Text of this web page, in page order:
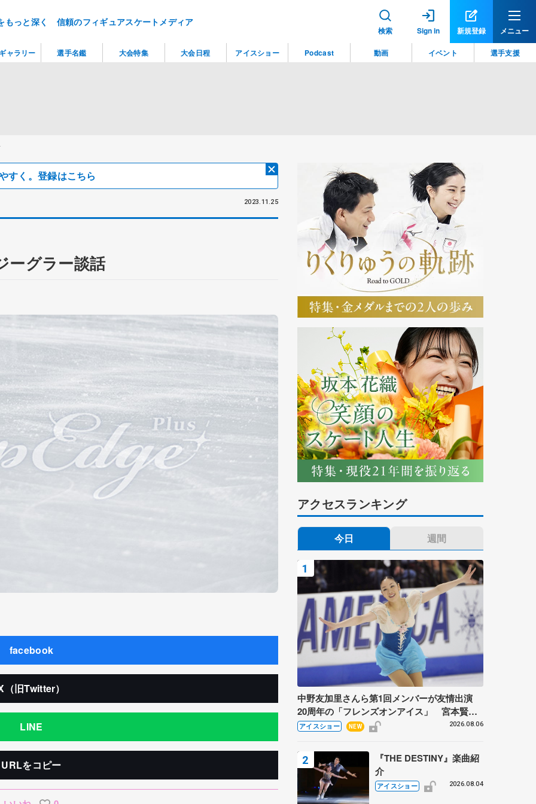
もっと深く 信頼のフィギュアスケートメディア
検索 Sign in 新規登録 メニュー
すく。登録はこちら
2023.11.25
グラー談話
facebook
（旧Twitter）
LINE
URLをコピー
アクセスランキング
今日 週間
中野友加里さんら第1回メンバーが友情出演
20周年の「フレンズオンアイス」 宮本賢二
さん、有川梨絵さん、田村岳斗さんも
アイスショー NEW 2026.08.06
『THE DESTINY』楽曲紹
介
アイスショー 2026.08.04
ャラリー 選手名鑑 大会特集 大会日程 アイスショー Podcast 動画 イベント 選手支援